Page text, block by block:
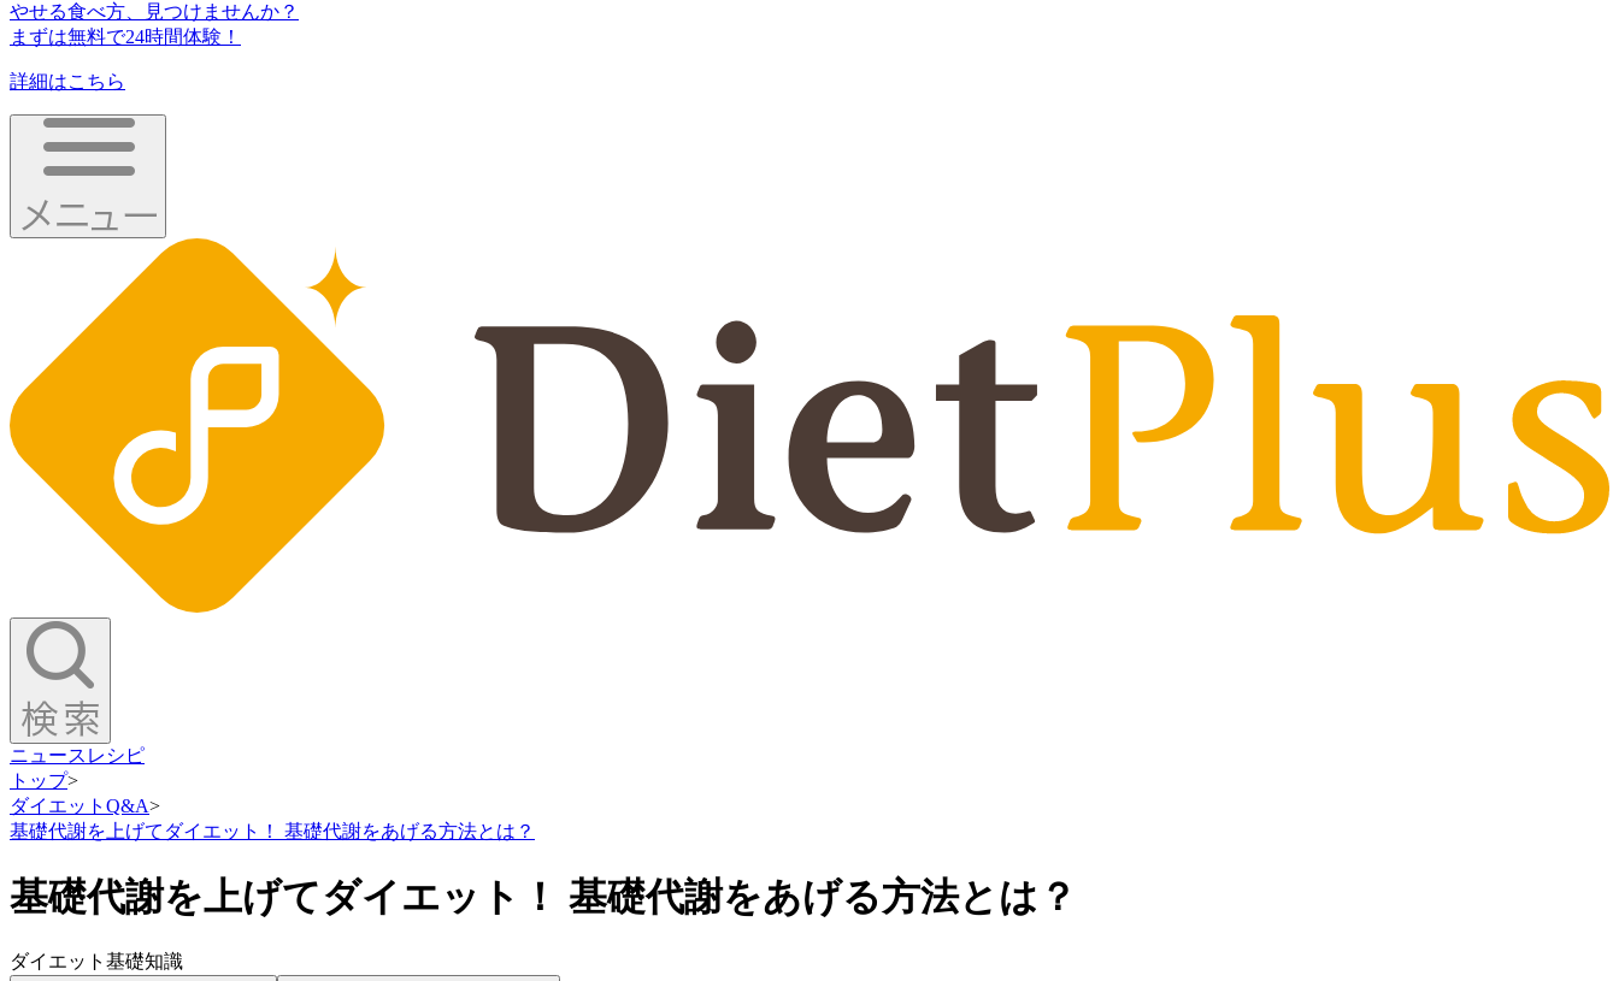
やせる食べ方、見つけませんか？
まずは無料で24時間体験！
詳細はこちら
ニュース レシピ
トップ>
ダイエットQ&A>
基礎代謝を上げてダイエット！ 基礎代謝をあげる方法とは？
基礎代謝を上げてダイエット！ 基礎代謝をあげる方法とは？
ダイエット基礎知識